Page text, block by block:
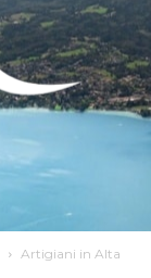
Artigiani in Alta